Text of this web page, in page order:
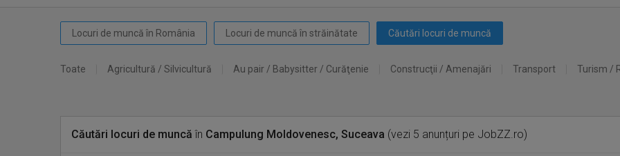
Locuri de muncă în România Locuri de muncă în străinătate Căutări locuri de muncă
Toate Agricultură / Silvicultură Au pair / Babysitter / Curăţenie Construcţii / Amenajări Transport Turism /
Căutări locuri de muncă în Campulung Moldovenesc, Suceava (vezi 5 anunțuri pe JobZZ.ro)